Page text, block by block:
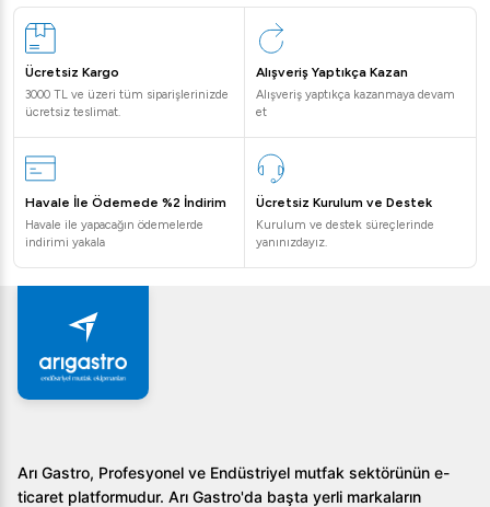
Ücretsiz Kargo
3000 TL ve üzeri tüm siparişlerinizde
ücretsiz teslimat.
Alışveriş Yaptıkça Kazan
Alışveriş yaptıkça kazanmaya devam
et
Havale İle Ödemede %2 İndirim
Havale ile yapacağın ödemelerde
indirimi yakala
Ücretsiz Kurulum ve Destek
Kurulum ve destek süreçlerinde
yanınızdayız.
Arı Gastro, Profesyonel ve Endüstriyel mutfak sektörünün e-
ticaret platformudur. Arı Gastro'da başta yerli markaların